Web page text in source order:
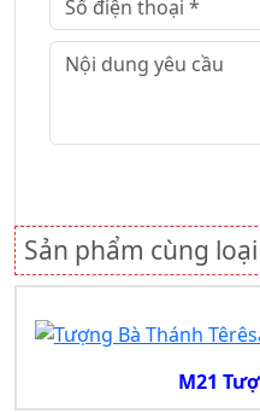
Sản phẩm cùng loại
M21